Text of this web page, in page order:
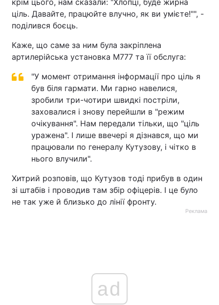
ціль. Давайте, працюйте влучно, як ви умієте!"", -
поділився боєць.
Каже, що саме за ним була закріплена
артилерійська установка М777 та її обслуга:
"У момент отримання інформації про ціль я
був біля гармати. Ми гарно навелися,
зробили три-чотири швидкі постріли,
заховалися і знову перейшли в "режим
очікування". Нам передали тільки, що "ціль
уражена". І лише ввечері я дізнався, що ми
працювали по генералу Кутузову, і чітко в
нього влучили".
Хитрий розповів, що Кутузов тоді прибув в один
зі штабів і проводив там збір офіцерів. І це було
не так уже й близько до лінії фронту.
Реклама
ad